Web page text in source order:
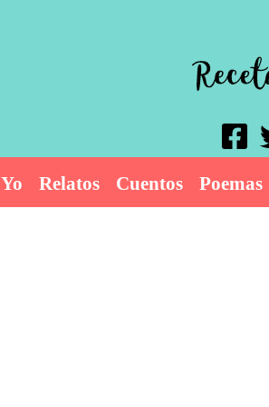
Yo Relatos Cuentos Poemas